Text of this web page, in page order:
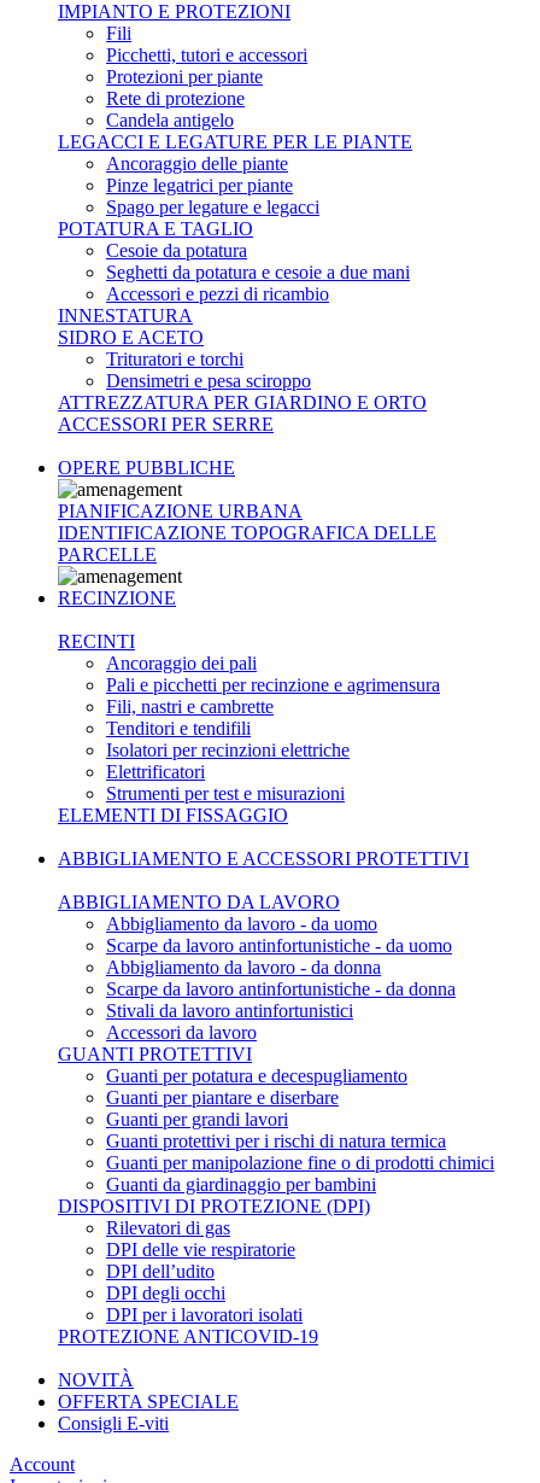
IMPIANTO E PROTEZIONI
Fili
Picchetti, tutori e accessori
Protezioni per piante
Rete di protezione
Candela antigelo
LEGACCI E LEGATURE PER LE PIANTE
Ancoraggio delle piante
Pinze legatrici per piante
Spago per legature e legacci
POTATURA E TAGLIO
Cesoie da potatura
Seghetti da potatura e cesoie a due mani
Accessori e pezzi di ricambio
INNESTATURA
SIDRO E ACETO
Trituratori e torchi
Densimetri e pesa sciroppo
ATTREZZATURA PER GIARDINO E ORTO
ACCESSORI PER SERRE
OPERE PUBBLICHE
PIANIFICAZIONE URBANA
IDENTIFICAZIONE TOPOGRAFICA DELLE
PARCELLE
RECINZIONE
RECINTI
Ancoraggio dei pali
Pali e picchetti per recinzione e agrimensura
Fili, nastri e cambrette
Tenditori e tendifili
Isolatori per recinzioni elettriche
Elettrificatori
Strumenti per test e misurazioni
ELEMENTI DI FISSAGGIO
ABBIGLIAMENTO E ACCESSORI PROTETTIVI
ABBIGLIAMENTO DA LAVORO
Abbigliamento da lavoro - da uomo
Scarpe da lavoro antinfortunistiche - da uomo
Abbigliamento da lavoro - da donna
Scarpe da lavoro antinfortunistiche - da donna
Stivali da lavoro antinfortunistici
Accessori da lavoro
GUANTI PROTETTIVI
Guanti per potatura e decespugliamento
Guanti per piantare e diserbare
Guanti per grandi lavori
Guanti protettivi per i rischi di natura termica
Guanti per manipolazione fine o di prodotti chimici
Guanti da giardinaggio per bambini
DISPOSITIVI DI PROTEZIONE (DPI)
Rilevatori di gas
DPI delle vie respiratorie
DPI dell’udito
DPI degli occhi
DPI per i lavoratori isolati
PROTEZIONE ANTICOVID-19
NOVITÀ
OFFERTA SPECIALE
Consigli E-viti
Account